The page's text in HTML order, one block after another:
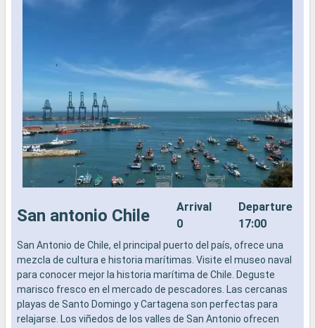
San antonio Chile
Arrival
0
Departure
17:00
San Antonio de Chile, el principal puerto del país, ofrece una
mezcla de cultura e historia marítimas. Visite el museo naval
para conocer mejor la historia marítima de Chile. Deguste
marisco fresco en el mercado de pescadores. Las cercanas
playas de Santo Domingo y Cartagena son perfectas para
relajarse. Los viñedos de los valles de San Antonio ofrecen